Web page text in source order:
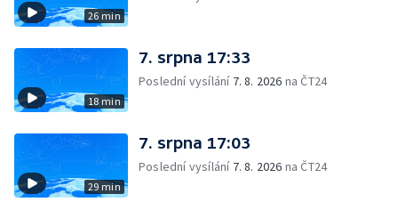
26 min
18 min
7. srpna 17:33
Poslední vysílání 7. 8. 2026 na ČT24
29 min
7. srpna 17:03
Poslední vysílání 7. 8. 2026 na ČT24